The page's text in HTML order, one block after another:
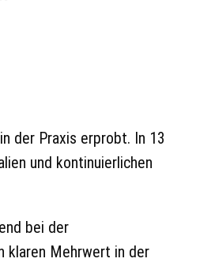
der Praxis erprobt. In 13
und kontinuierlichen
bei der
klaren Mehrwert in der